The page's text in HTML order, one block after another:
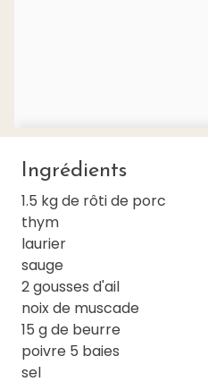
Ingrédients
1.5 kg de rôti de porc
thym
laurier
sauge
2 gousses d'ail
noix de muscade
15 g de beurre
poivre 5 baies
sel